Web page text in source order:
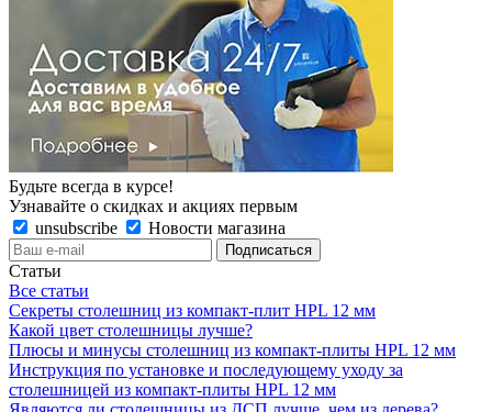
Будьте всегда в курсе!
Узнавайте о скидках и акциях первым
unsubscribe
Новости магазина
Статьи
Все статьи
Секреты столешниц из компакт-плит HPL 12 мм
Какой цвет столешницы лучше?
Плюсы и минусы столешниц из компакт-плиты HPL 12 мм
Инструкция по установке и последующему уходу за
столешницей из компакт-плиты HPL 12 мм